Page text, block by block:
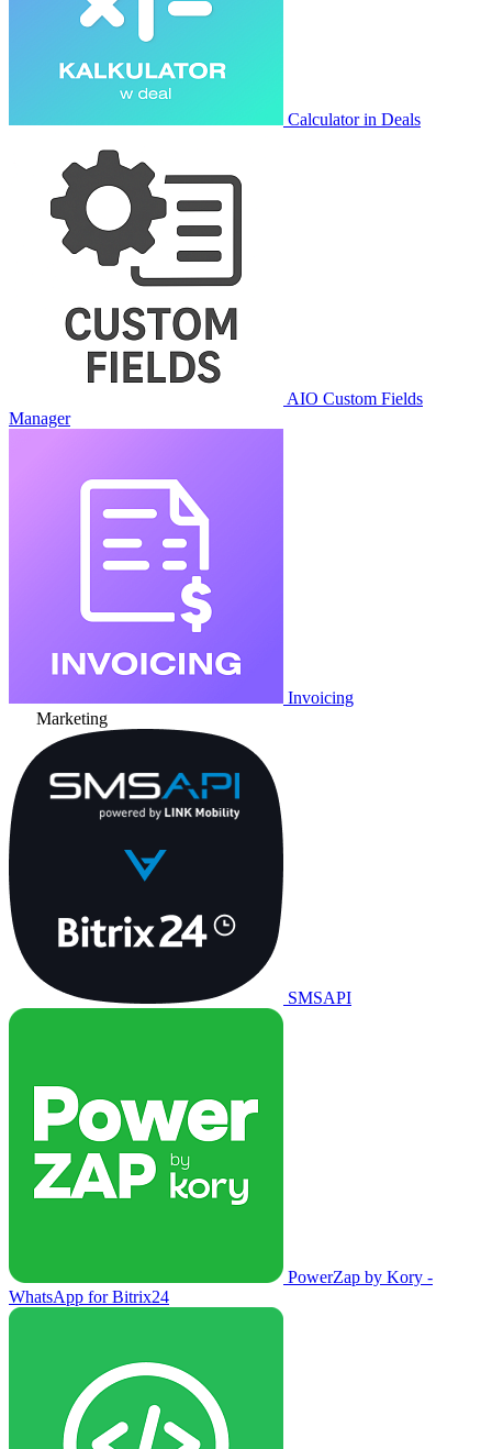
Calculator in Deals
AIO Custom Fields
Manager
Invoicing
Marketing
SMSAPI
PowerZap by Kory -
WhatsApp for Bitrix24